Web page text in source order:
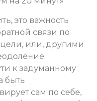
это важность
связи по
или, другими
к задуманному
быть
сам по себе,